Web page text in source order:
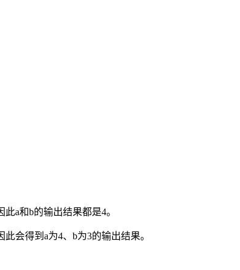
a和b的输出结果都是4。
会得到a为4、b为3的输出结果。